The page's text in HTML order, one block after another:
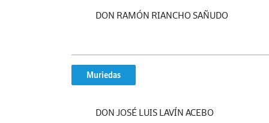
DON RAMÓN RIANCHO SAÑUDO
Muriedas
DON JOSÉ LUIS LAVÍN ACEBO